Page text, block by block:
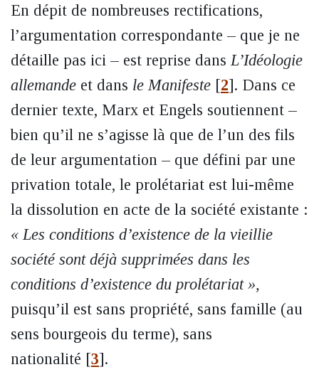
En dépit de nombreuses rectifications,
l’argumentation correspondante – que je ne
détaille pas ici – est reprise dansL’Idéologie
allemande et dans le Manifeste [2] . Dans ce
dernier texte, Marx et Engels soutiennent –
bien qu’il ne s’agisse là que de l’un des fils
de leur argumentation – que défini par une
privation totale, le prolétariat est lui-même
la dissolution en acte de la société existante :
« Les conditions d’existence de la vieillie
société sont déjà supprimées dans les
conditions d’existence du prolétariat »,
puisqu’il est sans propriété, sans famille (au
sens bourgeois du terme), sans
nationalité [3] .